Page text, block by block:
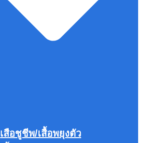
เสือชูชีพ/เสื้อพยุงตัว